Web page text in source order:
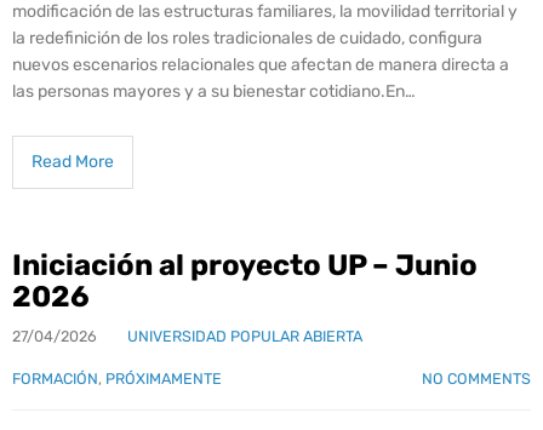
modificación de las estructuras familiares, la movilidad territorial y
la redefinición de los roles tradicionales de cuidado, configura
nuevos escenarios relacionales que afectan de manera directa a
las personas mayores y a su bienestar cotidiano.En…
Read More
Iniciación al proyecto UP – Junio
2026
27/04/2026 UNIVERSIDAD POPULAR ABIERTA
FORMACIÓN, PRÓXIMAMENTE NO COMMENTS